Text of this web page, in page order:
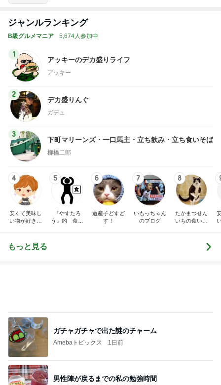
1
アッキー
ガデュ
3
柳橋二郎
4
安くて美味し
い物が好き☆
彡
『やすたろ
う』的 食の
備忘録
道産子どすど
いもっちゃん
のブログ
たかまつせん
いちの食い散
らかし日記
もっと見る
クロ 娘とのまったりな1日の輝き
Amebaトピックス 1日前
レジェンド松下のなんでもプレゼン！